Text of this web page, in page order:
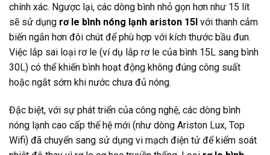
chính xác. Ngược lại, các dòng bình nhỏ gọn hơn như 15 lít
sẽ sử dụng rơ le bình nóng lạnh ariston 15l với thanh cảm
biến ngắn hơn đôi chút để phù hợp với kích thước bầu đun.
Việc lắp sai loại rơ le (ví dụ lắp rơ le của bình 15L sang bình
30L) có thể khiến bình hoạt động không đúng công suất
hoặc ngắt sớm khi nước chưa đủ nóng.
Đặc biệt, với sự phát triển của công nghệ, các dòng bình
nóng lạnh cao cấp thế hệ mới (như dòng Ariston Lux, Top
Wifi) đã chuyển sang sử dụng vi mạch điện tử để kiểm soát